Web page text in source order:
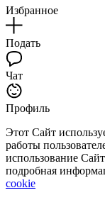
Избранное
Подать
Чат
Профиль
Этот Сайт
работы
использование
подробная
cookie